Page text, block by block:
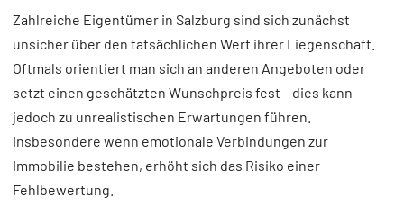
Zahlreiche Eigentümer in Salzburg sind sich zunächst
unsicher über den tatsächlichen Wert ihrer Liegenschaft.
Oftmals orientiert man sich an anderen Angeboten oder
setzt einen geschätzten Wunschpreis fest – dies kann
jedoch zu unrealistischen Erwartungen führen.
Insbesondere wenn emotionale Verbindungen zur
Immobilie bestehen, erhöht sich das Risiko einer
Fehlbewertung.